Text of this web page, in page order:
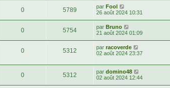
0 5789 par Fool
26 août 2024 10:31
0 5754 par Bruno
21 août 2024 01:09
0 5312 par racoverde
02 août 2024 23:37
0 5312 par domino48
02 août 2024 12:44